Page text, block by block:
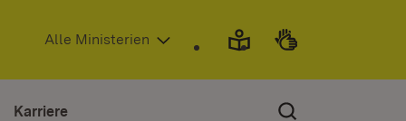
(Öffnet in neuem Fenster)
Alle Ministerien
Karriere